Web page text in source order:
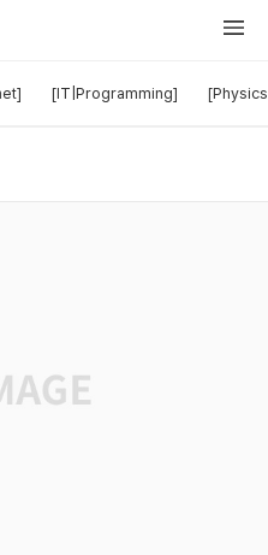
[IT|Programming]